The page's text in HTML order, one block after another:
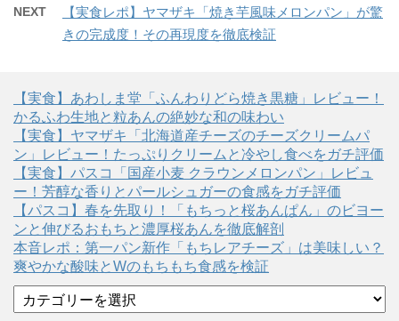
NEXT
【実食レポ】ヤマザキ「焼き芋風味メロンパン」が驚
きの完成度！その再現度を徹底検証
【実食】あわしま堂「ふんわりどら焼き黒糖」レビュー！
かるふわ生地と粒あんの絶妙な和の味わい
【実食】ヤマザキ「北海道産チーズのチーズクリームパ
ン」レビュー！たっぷりクリームと冷やし食べをガチ評価
【実食】パスコ「国産小麦 クラウンメロンパン」レビュ
ー！芳醇な香りとパールシュガーの食感をガチ評価
【パスコ】春を先取り！「もちっと桜あんぱん」のビヨー
ンと伸びるおもちと濃厚桜あんを徹底解剖
本音レポ：第一パン新作「もちレアチーズ」は美味しい？
爽やかな酸味とWのもちもち食感を検証
テ